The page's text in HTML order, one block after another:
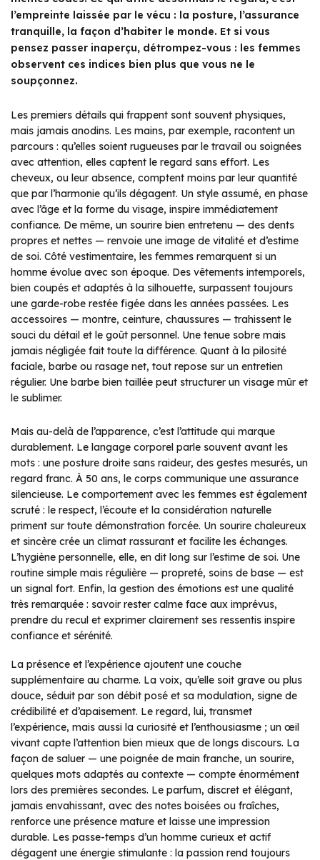
l’empreinte laissée par le vécu : la posture, l’assurance
tranquille, la façon d’habiter le monde. Et si vous
pensez passer inaperçu, détrompez-vous : les femmes
observent ces indices bien plus que vous ne le
soupçonnez.
Les premiers détails qui frappent sont souvent physiques,
mais jamais anodins. Les mains, par exemple, racontent un
parcours : qu’elles soient rugueuses par le travail ou soignées
avec attention, elles captent le regard sans effort. Les
cheveux, ou leur absence, comptent moins par leur quantité
que par l’harmonie qu’ils dégagent. Un style assumé, en phase
avec l’âge et la forme du visage, inspire immédiatement
confiance. De même, un sourire bien entretenu — des dents
propres et nettes — renvoie une image de vitalité et d’estime
de soi. Côté vestimentaire, les femmes remarquent si un
homme évolue avec son époque. Des vêtements intemporels,
bien coupés et adaptés à la silhouette, surpassent toujours
une garde-robe restée figée dans les années passées. Les
accessoires — montre, ceinture, chaussures — trahissent le
souci du détail et le goût personnel. Une tenue sobre mais
jamais négligée fait toute la différence. Quant à la pilosité
faciale, barbe ou rasage net, tout repose sur un entretien
régulier. Une barbe bien taillée peut structurer un visage mûr et
le sublimer.
Mais au-delà de l’apparence, c’est l’attitude qui marque
durablement. Le langage corporel parle souvent avant les
mots : une posture droite sans raideur, des gestes mesurés, un
regard franc. À 50 ans, le corps communique une assurance
silencieuse. Le comportement avec les femmes est également
scruté : le respect, l’écoute et la considération naturelle
priment sur toute démonstration forcée. Un sourire chaleureux
et sincère crée un climat rassurant et facilite les échanges.
L’hygiène personnelle, elle, en dit long sur l’estime de soi. Une
routine simple mais régulière — propreté, soins de base — est
un signal fort. Enfin, la gestion des émotions est une qualité
très remarquée : savoir rester calme face aux imprévus,
prendre du recul et exprimer clairement ses ressentis inspire
confiance et sérénité.
La présence et l’expérience ajoutent une couche
supplémentaire au charme. La voix, qu’elle soit grave ou plus
douce, séduit par son débit posé et sa modulation, signe de
crédibilité et d’apaisement. Le regard, lui, transmet
l’expérience, mais aussi la curiosité et l’enthousiasme ; un œil
vivant capte l’attention bien mieux que de longs discours. La
façon de saluer — une poignée de main franche, un sourire,
quelques mots adaptés au contexte — compte énormément
lors des premières secondes. Le parfum, discret et élégant,
jamais envahissant, avec des notes boisées ou fraîches,
renforce une présence mature et laisse une impression
durable. Les passe-temps d’un homme curieux et actif
dégagent une énergie stimulante : la passion rend toujours